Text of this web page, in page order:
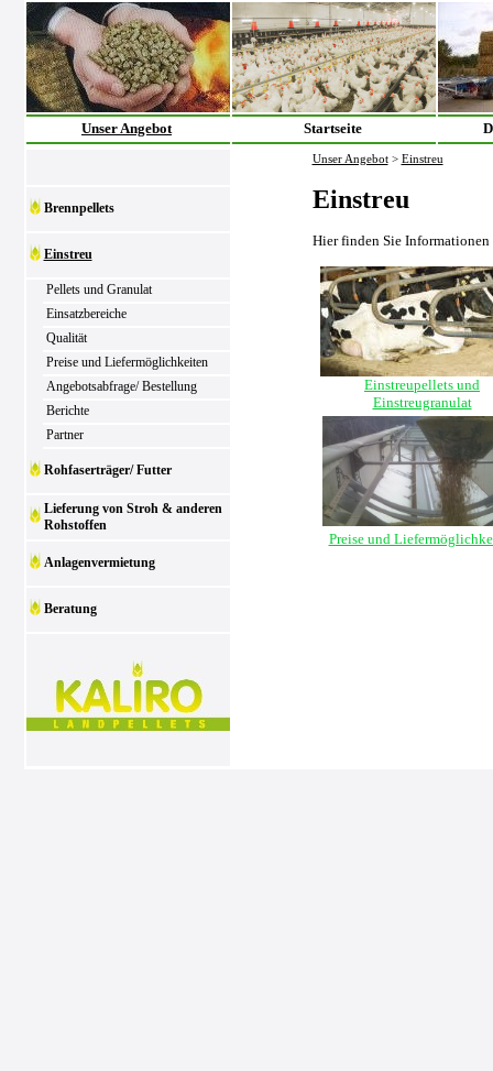
Unser Angebot Startseite
Brennpellets
Einstreu
Pellets und Granulat
Einsatzbereiche
Qualität
Preise und Liefermöglichkeiten
Angebotsabfrage/ Bestellung
Berichte
Partner
Rohfaserträger/ Futter
Lieferung von Stroh & anderen
Rohstoffen
Anlagenvermietung
Beratung
Unser Angebot > Einstreu
Einstreu
Hier finden Sie Informationen
Einstreupellets und
Einstreugranulat
Preise und